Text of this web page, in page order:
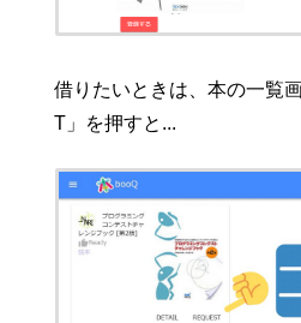
借りたいときは、本の一覧
T」を押すと...